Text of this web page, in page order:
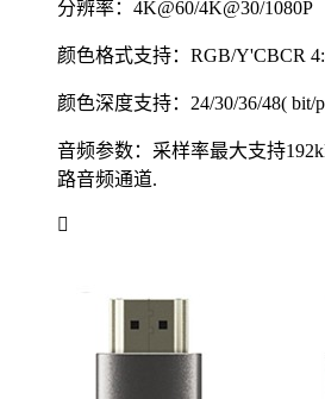
分辨率：4K@60/4K@30/1080P
颜色格式支持：RGB/Y'CBCR
颜色深度支持：24/30/36/48( bit/
音频参数：采样率最大支持
路音频通道.